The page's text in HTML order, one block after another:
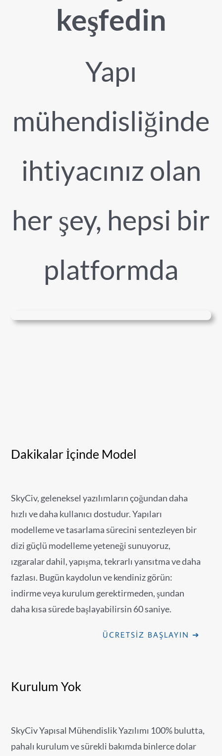
keşfedin
Yapı
mühendisliğinde
ihtiyacınız olan
her şey, hepsi bir
platformda
Dakikalar İçinde Model
SkyCiv, geleneksel yazılımların çoğundan daha
hızlı ve daha kullanıcı dostudur. Yapıları
modelleme ve tasarlama sürecini sentezleyen bir
dizi güçlü modelleme yeteneği sunuyoruz,
ızgaralar dahil, yapışma, tekrarlı yansıtma ve daha
fazlası. Bugün kaydolun ve kendiniz görün:
indirme veya kurulum gerektirmeden, şundan
daha kısa sürede başlayabilirsin 60 saniye.
ÜCRETSIZ BAŞLAYIN ➔
Kurulum Yok
SkyCiv Yapısal Mühendislik Yazılımı 100% bulutta,
pahalı kurulum ve sürekli bakımda binlerce dolar